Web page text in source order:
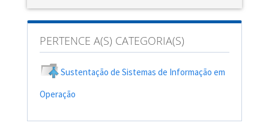
PERTENCE A(S) CATEGORIA(S)
Sustentação de Sistemas de Informação em
Operação